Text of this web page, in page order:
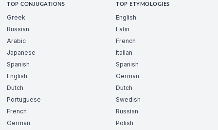
TOP CONJUGATIONS
Greek
Russian
Arabic
Japanese
Spanish
English
Dutch
Portuguese
French
German
TOP ETYMOLOGIES
English
Latin
French
Italian
Spanish
German
Dutch
Swedish
Russian
Polish